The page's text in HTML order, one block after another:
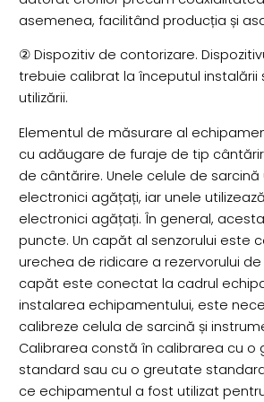
asemenea, facilitând producția și
② Dispozitiv de contorizare.
trebuie calibrat la începutul instalării
utilizării.
Elementul de măsurare al
cu adăugare de furaje de tip
de cântărire. Unele celule de sarcină
electronici agățați, iar unele
electronici agățați. În general,
puncte. Un capăt al senzorului este
urechea de ridicare a rezervorului
capăt este conectat la cadrul
instalarea echipamentului, este
calibreze celula de sarcină și
Calibrarea constă în calibrarea cu o
standard sau cu o greutate
ce echipamentul a fost utilizat